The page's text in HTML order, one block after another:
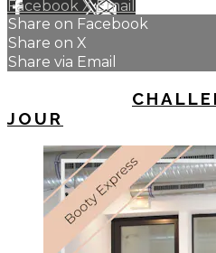
Facebook XEmail
Share on Facebook
Share on X
Share via Email
JOUR